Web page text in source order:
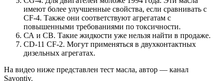
имеют более улучшенные свойства, если сравнивать с
CF-4. Также они соответствуют агрегатам с
повышенными требованиями по токсичности.
СА и СВ. Такие жидкости уже нельзя найти в продаже.
CD-11 CF-2. Могут применяться в двухконтактных
дизельных агрегатах.
На видео ниже представлен тест масла, автор — канал
Savontiy.